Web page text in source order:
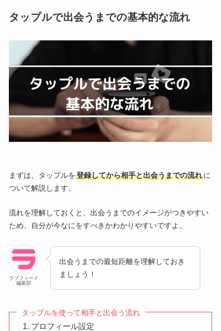
タップルで出会うまでの基本的な流れ
まずは、タップルを登録してから相手と出会うまでの流れに
ついて解説します。
流れを理解しておくと、出会うまでのイメージがつきやすい
ため、自分が今なにをすべきかわかりやすいですよ。
ラブフィード
編集部
出会うまでの最短距離を理解しておき
ましょう！
タップルを使って相手と出会う流れ
プロフィール設定